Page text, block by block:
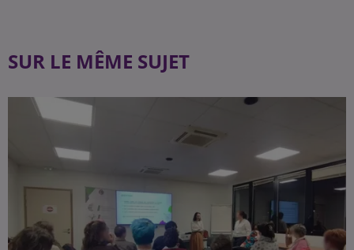
SUR LE MÊME SUJET